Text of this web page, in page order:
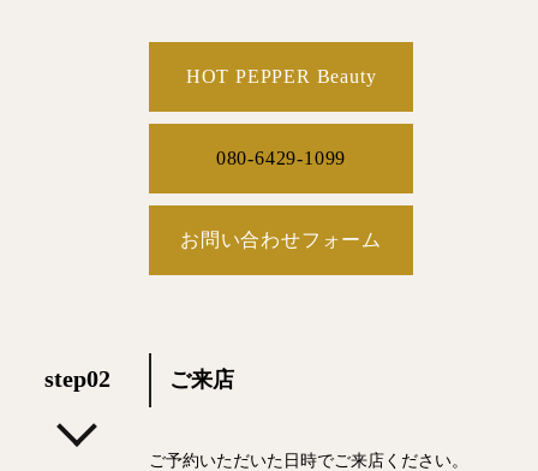
HOT PEPPER Beauty
080-6429-1099
お問い合わせフォーム
step02 ご来店
ご予約いただいた日時でご来店ください。